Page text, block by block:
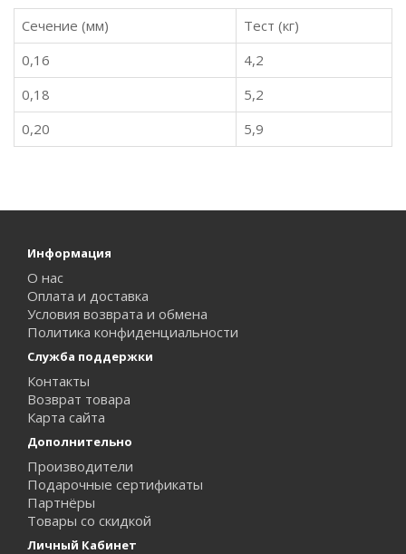
Сечение (мм)
Тест (кг)
0,16
4,2
0,18
5,2
0,20
5,9
Информация
О нас
Оплата и доставка
Условия возврата и обмена
Политика конфиденциальности
Служба поддержки
Контакты
Возврат товара
Карта сайта
Дополнительно
Производители
Подарочные сертификаты
Партнёры
Товары со скидкой
Личный Кабинет